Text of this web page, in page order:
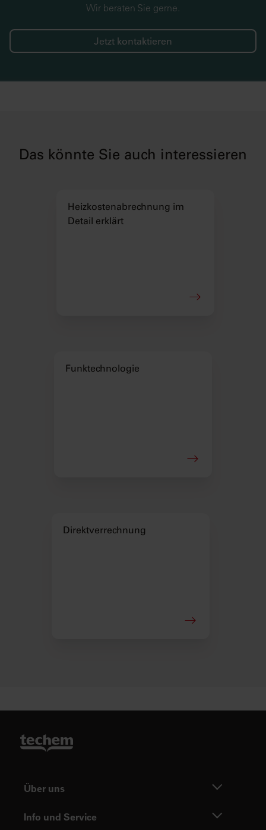
Wir beraten Sie gerne.
Jetzt kontaktieren
Das könnte Sie auch interessieren
Heizkostenabrechnung im
Detail erklärt
Funktechnologie
Direktverrechnung
Über uns
Info und Service